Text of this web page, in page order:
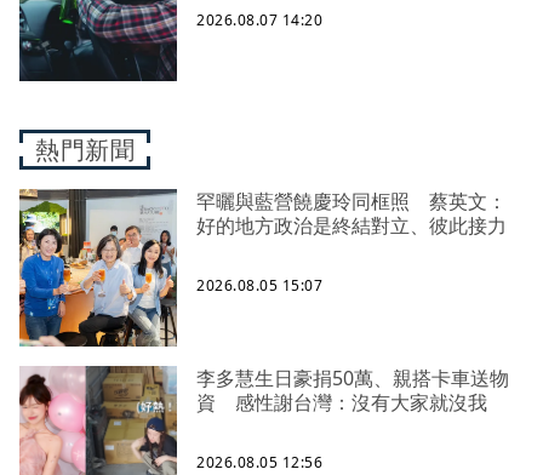
2026.08.07 14:20
熱門新聞
罕曬與藍營饒慶玲同框照 蔡英文：
好的地方政治是終結對立、彼此接力
2026.08.05 15:07
李多慧生日豪捐50萬、親搭卡車送物
資 感性謝台灣：沒有大家就沒我
2026.08.05 12:56